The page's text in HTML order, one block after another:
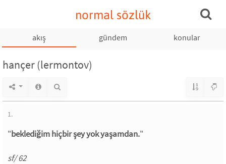
normal sözlük
akış gündem konular
hançer (lermontov)
1.
"beklediğim hiçbir şey yok yaşamdan."
sf/ 62